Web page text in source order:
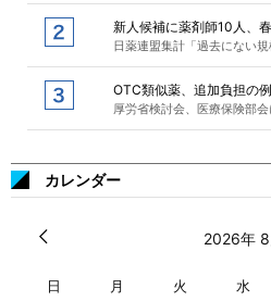
新人候補に薬剤師10人、
日薬連盟集計「過去にない規
OTC類似薬、追加負担の
厚労省検討会、医療保険部
カレンダー
2026年 8
日 月 火 水